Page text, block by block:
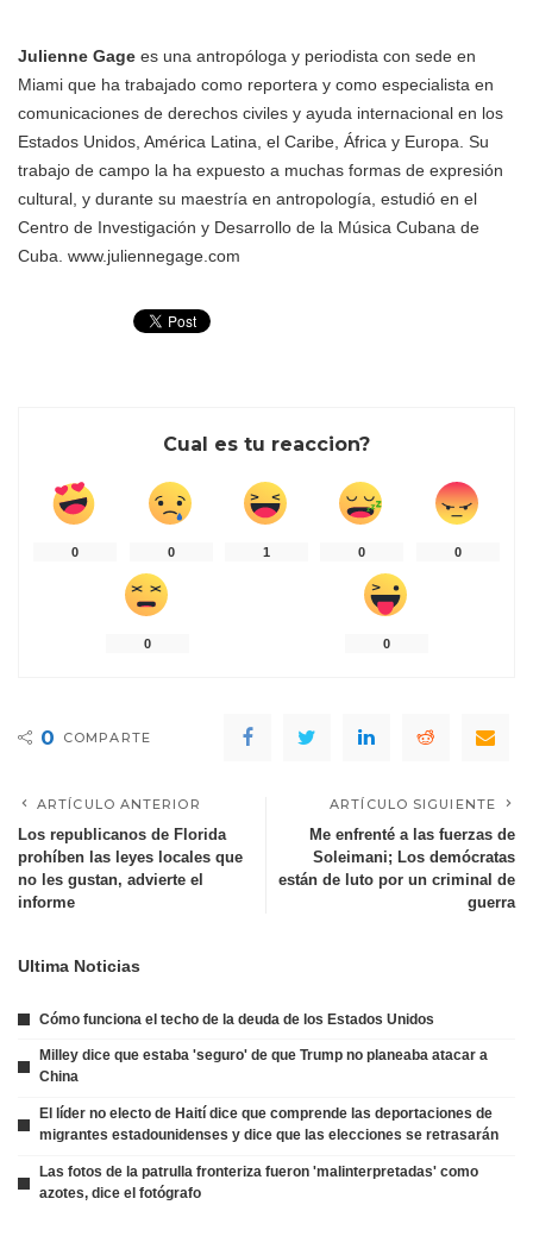
Julienne Gage es una antropóloga y periodista con sede en
Miami que ha trabajado como reportera y como especialista en
comunicaciones de derechos civiles y ayuda internacional en los
Estados Unidos, América Latina, el Caribe, África y Europa. Su
trabajo de campo la ha expuesto a muchas formas de expresión
cultural, y durante su maestría en antropología, estudió en el
Centro de Investigación y Desarrollo de la Música Cubana de
Cuba. www.juliennegage.com
Cual es tu reaccion?
0 0 1 0 0
0 0
0 COMPARTE
ARTÍCULO ANTERIOR
Los republicanos de Florida
prohíben las leyes locales que
no les gustan, advierte el
informe
ARTÍCULO SIGUIENTE
Me enfrenté a las fuerzas de
Soleimani; Los demócratas
están de luto por un criminal de
guerra
Ultima Noticias
Cómo funciona el techo de la deuda de los Estados Unidos
Milley dice que estaba 'seguro' de que Trump no planeaba atacar a
China
El líder no electo de Haití dice que comprende las deportaciones de
migrantes estadounidenses y dice que las elecciones se retrasarán
Las fotos de la patrulla fronteriza fueron 'malinterpretadas' como
azotes, dice el fotógrafo